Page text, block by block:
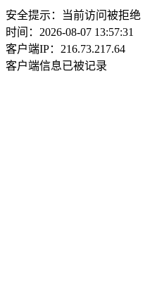
安全提示：当前访问被拒绝
时间：2026-08-07 13:57:31
客户端IP：216.73.217.64
客户端信息已被记录